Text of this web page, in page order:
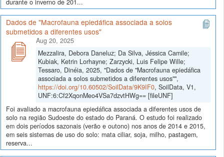
durante o inverno de 201...
Dados de "Macrofauna epiedáfica associada a solos
submetidos a diferentes usos"
Aug 20, 2025
Mezzalira, Debora Daneluz; Da Silva, Jéssica Camile;
Kubiak, Ketrin Lorhayne; Zarzycki, Luis Felipe Wille;
Tessaro, Dinéia, 2025, "Dados de "Macrofauna epiedáfica
associada a solos submetidos a diferentes usos"",
https://doi.org/10.60502/SoilData/9K9IF0, SoilData, V1,
UNF:6:Cf2XqonMeo4VSa7dzvtHWg== [fileUNF]
Foi avaliado a macrofauna epiedáfica associada a diferentes usos de
solo na região Sudoeste do estado do Paraná. O estudo foi realizado
em dois períodos sazonais (verão e outono) nos anos de 2014 e 2015,
em seis sistemas de uso do solo: mata ciliar, soja, milho, pastagem,
reserva...